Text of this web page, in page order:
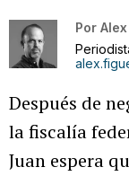
Por
Después de
la fiscalía
Juan espera